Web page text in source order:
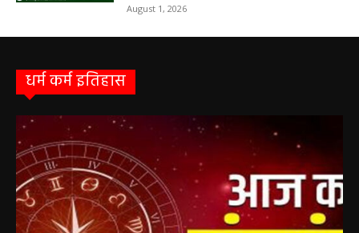
August 1, 2026
धर्म कर्म इतिहास